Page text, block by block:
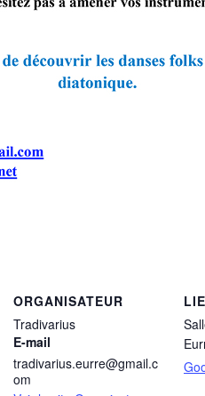
ORGANISATEUR
Tradivarius
E-mail
tradivarius.eurre@gmail.c
om